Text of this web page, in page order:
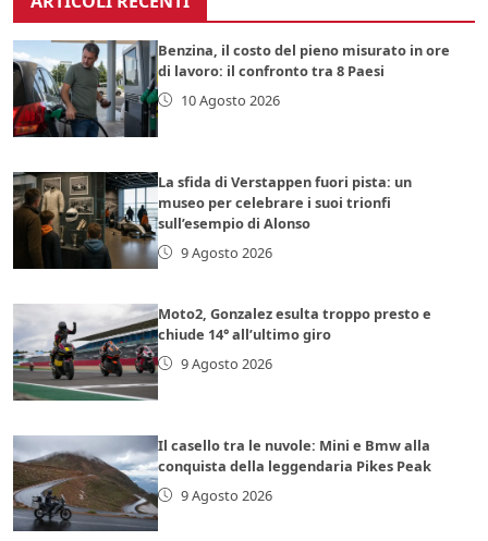
Benzina, il costo del pieno misurato in ore
di lavoro: il confronto tra 8 Paesi
10 Agosto 2026
La sfida di Verstappen fuori pista: un
museo per celebrare i suoi trionfi
sull’esempio di Alonso
9 Agosto 2026
Moto2, Gonzalez esulta troppo presto e
chiude 14° all’ultimo giro
9 Agosto 2026
Il casello tra le nuvole: Mini e Bmw alla
conquista della leggendaria Pikes Peak
9 Agosto 2026